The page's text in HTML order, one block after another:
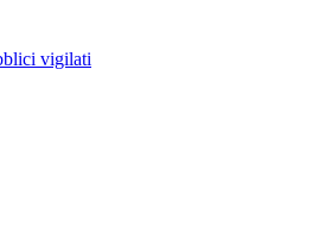
vigilati